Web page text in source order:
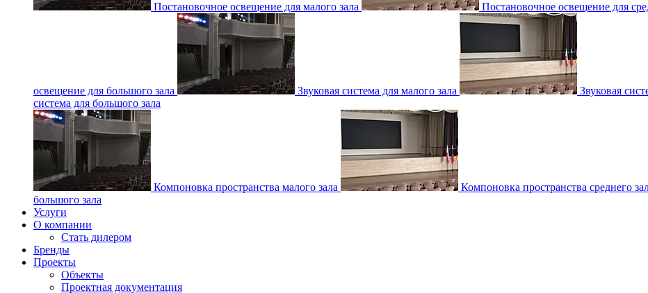
Постановочное освещение для малого зала Постановочное освещение для
освещение для большого зала Звуковая система для малого зала Звуковая
система для большого зала
Компоновка пространства малого зала Компоновка пространства среднего
большого зала
Услуги
О компании
Стать дилером
Бренды
Проекты
Объекты
Проектная документация